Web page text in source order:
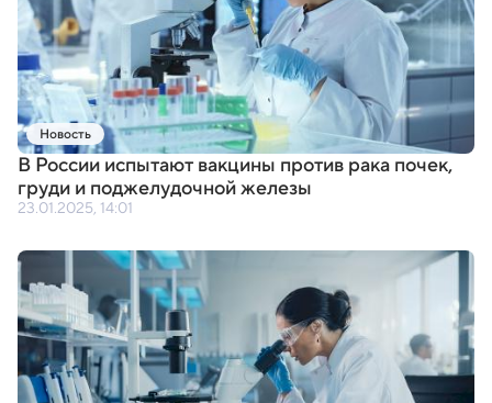
Новость
В России испытают вакцины против рака почек,
груди и поджелудочной железы
23.01.2025, 14:01